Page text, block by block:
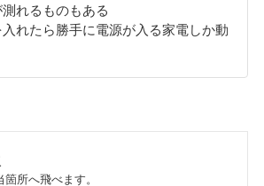
れるものもある
れたら勝手に電源が入る家電しか動
所へ飛べます。